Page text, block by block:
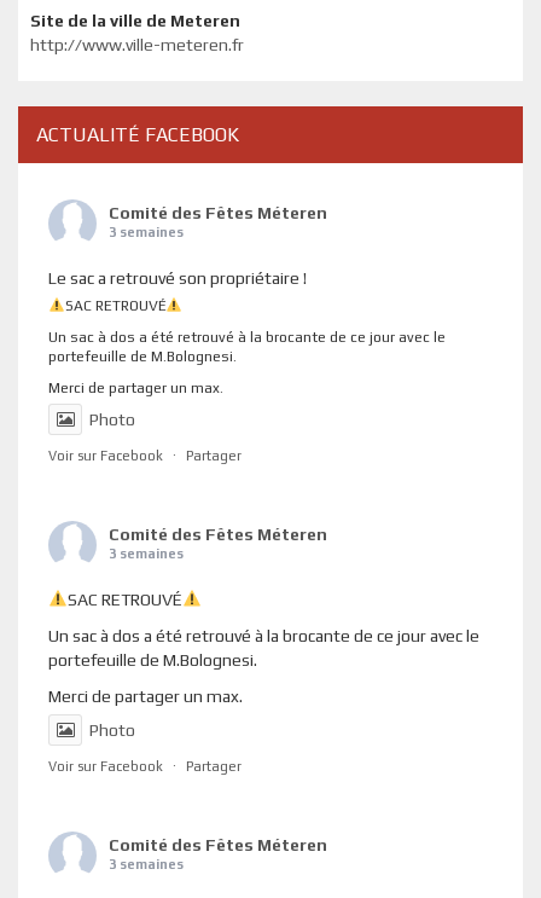
Site de la ville de Meteren
http://www.ville-meteren.fr
ACTUALITÉ FACEBOOK
Comité des Fêtes Méteren
3 semaines
Le sac a retrouvé son propriétaire !
SAC RETROUVÉ
Un sac à dos a été retrouvé à la brocante de ce jour avec le
portefeuille de M.Bolognesi.
Merci de partager un max.
Photo
Voir sur Facebook · Partager
Comité des Fêtes Méteren
3 semaines
SAC RETROUVÉ
Un sac à dos a été retrouvé à la brocante de ce jour avec le
portefeuille de M.Bolognesi.
Merci de partager un max.
Photo
Voir sur Facebook · Partager
Comité des Fêtes Méteren
3 semaines